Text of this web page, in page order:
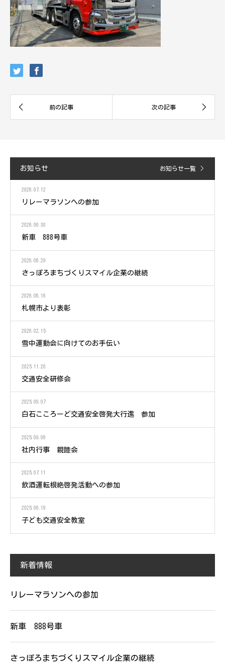
お知らせ お知らせ一覧
2026.07.12
リレーマラソンへの参加
2026.06.30
新車 888号車
2026.06.29
さっぽろまちづくりスマイル企業の継続
2026.06.16
札幌市より表彰
2026.02.15
雪中運動会に向けてのお手伝い
2025.11.20
交通安全研修会
2025.09.07
白石こころーど交通安全啓発大行進 参加
2025.09.06
社内行事 親睦会
2025.07.11
飲酒運転根絶啓発活動への参加
2025.06.19
子ども交通安全教室
新着情報
リレーマラソンへの参加
新車 888号車
さっぽろまちづくりスマイル企業の継続